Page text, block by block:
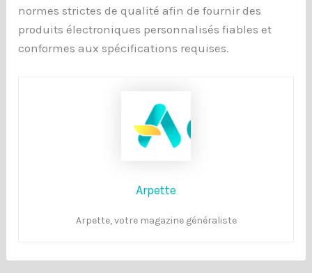
normes strictes de qualité afin de fournir des
produits électroniques personnalisés fiables et
conformes aux spécifications requises.
Arpette
Arpette, votre magazine généraliste